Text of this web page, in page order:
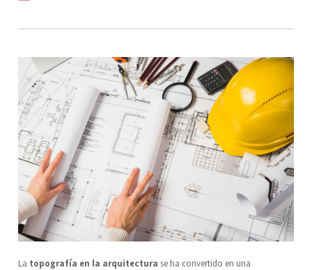
La topografía en la arquitectura se ha convertido en una